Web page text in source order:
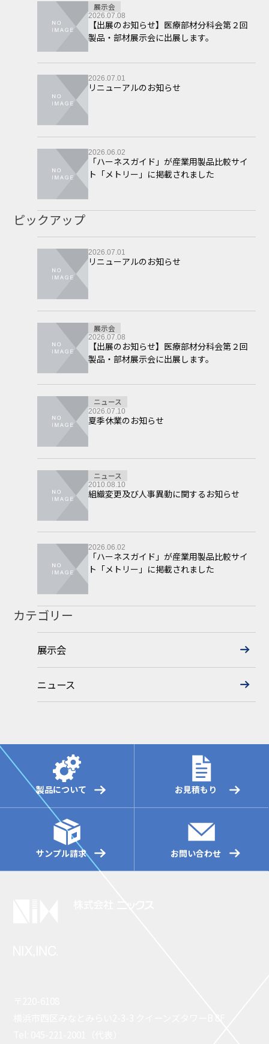
展示会
2026.07.08
【出展のお知らせ】医療部材分科会第２回
製品・部材展示会に出展します。
2026.07.01
リニューアルのお知らせ
2026.06.02
「ハーネスガイド」が産業用製品比較サイ
ト「メトリー」に掲載されました
ピックアップ
2026.07.01
リニューアルのお知らせ
展示会
2026.07.08
【出展のお知らせ】医療部材分科会第２回
製品・部材展示会に出展します。
ニュース
2026.07.10
夏季休業のお知らせ
ニュース
2010.08.10
組織変更及び人事異動に関するお知らせ
2026.06.02
「ハーネスガイド」が産業用製品比較サイ
ト「メトリー」に掲載されました
カテゴリー
展示会
ニュース
製品について お見積もり
サンプル請求 お問い合わせ